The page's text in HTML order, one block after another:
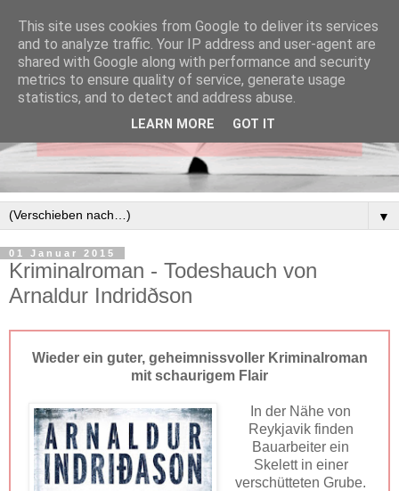
▼
01 Januar 2015
Kriminalroman - Todeshauch von
Arnaldur Indridðson
Wieder ein guter, geheimnissvoller Kriminalroman
mit schaurigem Flair
In der Nähe von
Reykjavik finden
Bauarbeiter ein
Skelett in einer
verschütteten Grube.
This site uses cookies from Google to deliver its services
and to analyze traffic. Your IP address and user-agent are
shared with Google along with performance and security
metrics to ensure quality of service, generate usage
statistics, and to detect and address abuse.
LEARN MORE GOT IT